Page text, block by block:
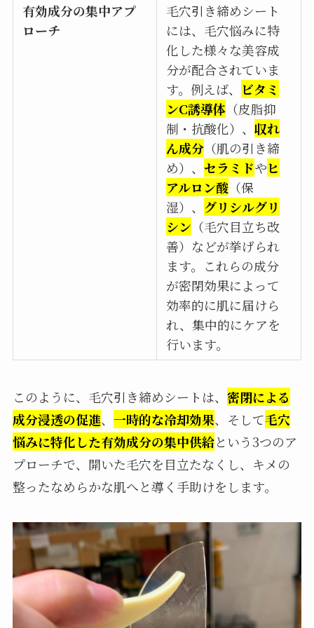
有効成分の集中アプ
ローチ
毛穴引き締めシート
には、毛穴悩みに特
化した様々な美容成
分が配合されていま
す。例えば、 ビタミ
ンC誘導体 （皮脂抑
制・抗酸化）、収れ
ん成分 （肌の引き締
め）、セラミドやヒ
アルロン酸 （保
湿）、 グリシルグリ
シン （毛穴目立ち改
善）などが挙げられ
ます。これらの成分
が密閉効果によって
効率的に肌に届けら
れ、集中的にケアを
行います。
このように、毛穴引き締めシートは、 密閉による
成分浸透の促進、 一時的な冷却効果、そして毛穴
悩みに特化した有効成分の集中供給という3つのア
プローチで、開いた毛穴を目立たなくし、キメの
整ったなめらかな肌へと導く手助けをします。